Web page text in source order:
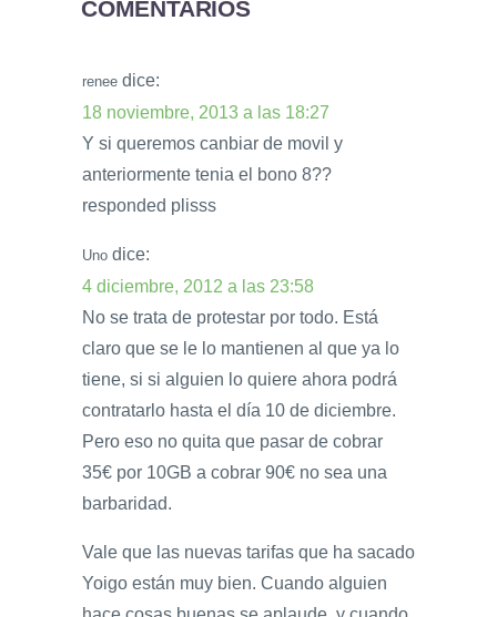
COMENTARIOS
renee dice:
18 noviembre, 2013 a las 18:27
Y si queremos canbiar de movil y
anteriormente tenia el bono 8??
responded plisss
Uno dice:
4 diciembre, 2012 a las 23:58
No se trata de protestar por todo. Está
claro que se le lo mantienen al que ya lo
tiene, si si alguien lo quiere ahora podrá
contratarlo hasta el día 10 de diciembre.
Pero eso no quita que pasar de cobrar
35€ por 10GB a cobrar 90€ no sea una
barbaridad.
Vale que las nuevas tarifas que ha sacado
Yoigo están muy bien. Cuando alguien